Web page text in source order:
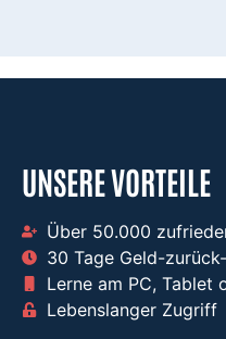
UNSERE VORTEILE
Über 50.000
30 Tage Geld-
Lerne am PC, Tablet
Lebenslanger Zugriff ​